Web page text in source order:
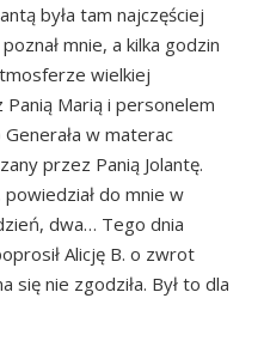
była tam najczęściej
mnie, a kilka godzin
wielkiej
Panią Marią i personelem
w materac
przez Panią Jolantę.
powiedział do mnie w
dwa… Tego dnia
Alicję B. o zwrot
się nie zgodziła. Był to dla